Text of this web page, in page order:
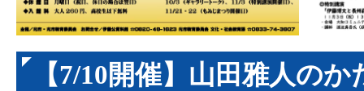
【7/10開催】山田雅人の